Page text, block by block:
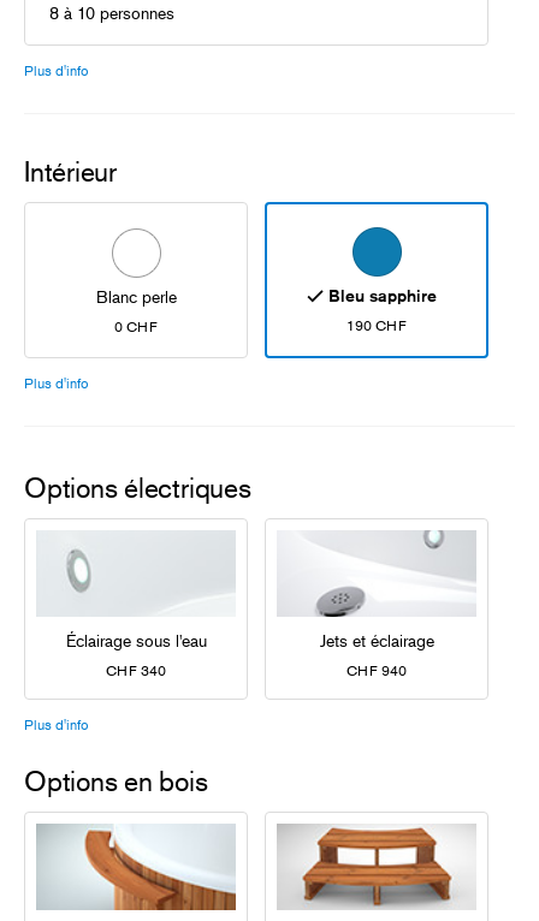
8 à 10 personnes
Plus d'info
Intérieur
Blanc perle
0 CHF
Bleu sapphire
190 CHF
Plus d'info
Options électriques
Éclairage sous l'eau
CHF 340
Jets et éclairage
CHF 940
Plus d'info
Options en bois